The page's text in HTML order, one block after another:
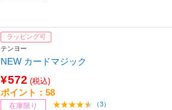
ラッピング可
テンヨー
NEW カードマジック
¥572 (税込)
ポイント：58
在庫限り （3）